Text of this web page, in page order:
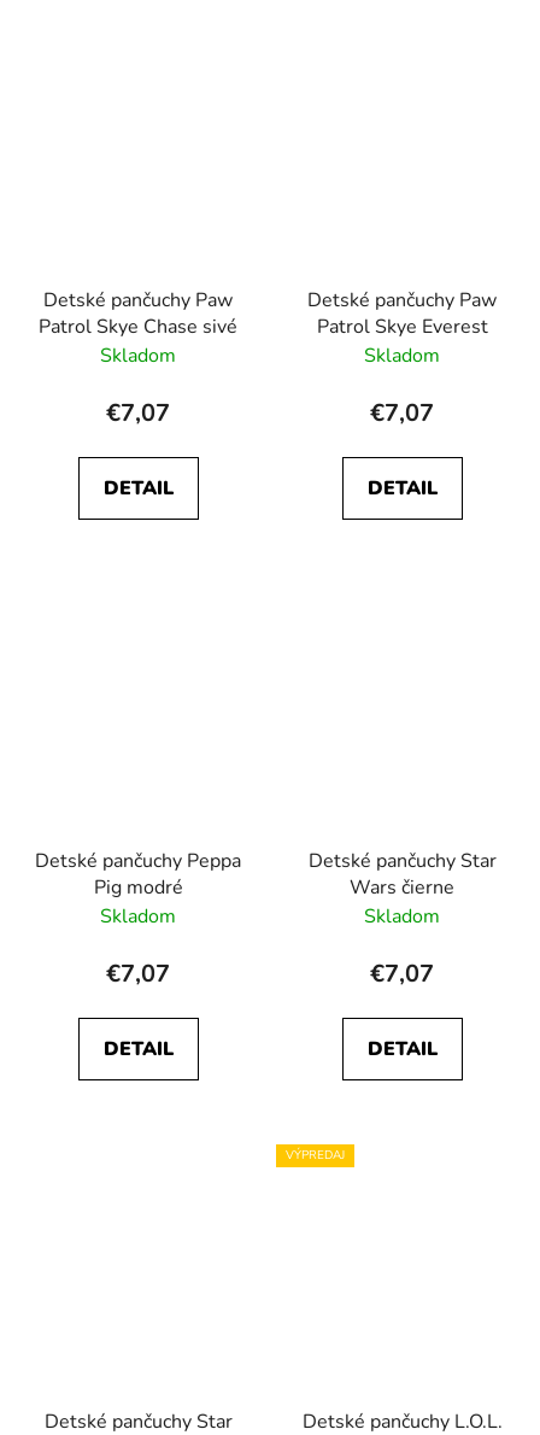
Detské pančuchy Paw
Patrol Skye Chase sivé
Skladom
€7,07
DETAIL
Detské pančuchy Paw
Patrol Skye Everest
Skladom
€7,07
DETAIL
Detské pančuchy Peppa
Pig modré
Skladom
€7,07
DETAIL
Detské pančuchy Star
Wars čierne
Skladom
€7,07
DETAIL
Detské pančuchy Star
VÝPREDAJ
Detské pančuchy L.O.L.